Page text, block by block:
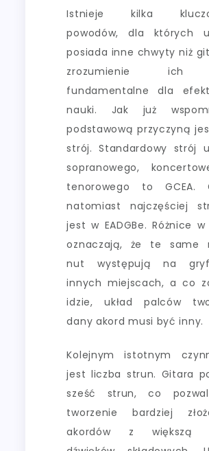
Istnieje kilka
powodów, dla których
posiada inne chwyty niż
zrozumienie ich
fundamentalne dla
nauki. Jak już
podstawową przyczyną
strój. Standardowy strój
sopranowego,
tenorowego to GCEA.
natomiast najczęściej
jest w EADGBe. Różnice
oznaczają, że te same
nut występują na
innych miejscach, a co
idzie, układ palców
dany akord musi być inny.
Kolejnym istotnym
jest liczba strun. Gitara
sześć strun, co
tworzenie bardziej
akordów z większą